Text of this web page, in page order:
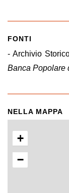
FONTI
- Archivio
Banca Popolare
NELLA MAPPA
+
−